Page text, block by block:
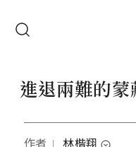
進退兩難的蒙
作者 ｜ 林楷翔